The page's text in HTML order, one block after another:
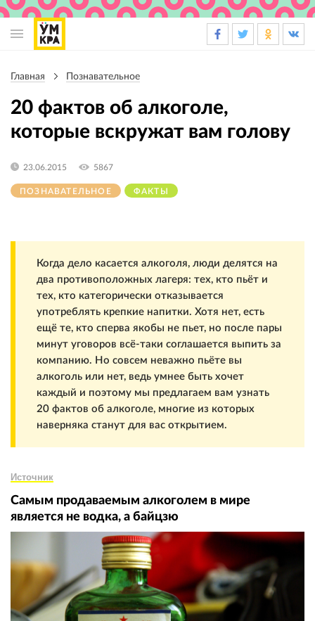
навигация
навигации
Главная Познавательное
20 фактов об алкоголе,
которые вскружат вам голову
ПОЗНАВАТЕЛЬНОЕ ФАКТЫ
23.06.2015 5867
Когда дело касается алкоголя, люди делятся на
два противоположных лагеря: тех, кто пьёт и
тех, кто категорически отказывается
употреблять крепкие напитки. Хотя нет, есть
ещё те, кто сперва якобы не пьет, но после пары
минут уговоров всё-таки соглашается выпить за
компанию. Но совсем неважно пьёте вы
алкоголь или нет, ведь умнее быть хочет
каждый и поэтому мы предлагаем вам узнать
20 фактов об алкоголе, многие из которых
наверняка станут для вас открытием.
Источник
Самым продаваемым алкоголем в мире
является не водка, а байцзю